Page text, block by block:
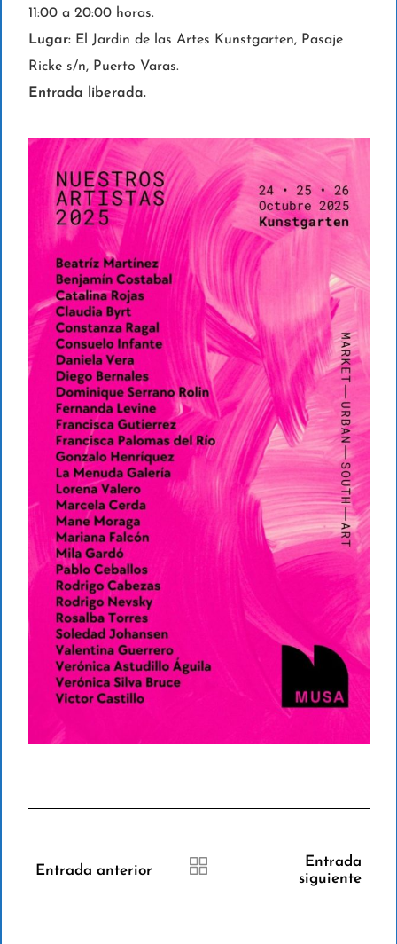
11:00 a 20:00 horas.
Lugar:El Jardín de las Artes Kunstgarten, Pasaje
Ricke s/n, Puerto Varas.
Entrada liberada.
Entrada anterior
Entrada
siguiente